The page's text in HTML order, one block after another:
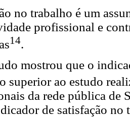
no trabalho é um
profissional e
14.
mostrou que o
superior ao estudo
da rede pública de
de satisfação no